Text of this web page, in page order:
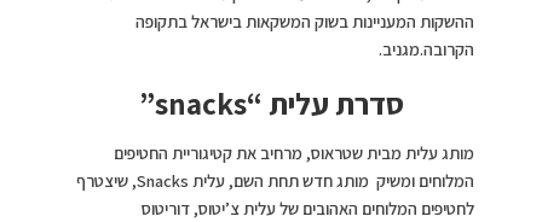
ההשקות המעניינות בשוק המשקאות בישראל בתקופה
הקרובה.מגניב.
סדרת עלית “snacks”
מותג עלית מבית שטראוס, מרחיב את קטיגוריית החטיפים
המלוחים ומשיק מותג חדש תחת השם, עלית Snacks, שיצטרף
לחטיפים המלוחים האהובים של עלית צ’יטוס, דוריטוס